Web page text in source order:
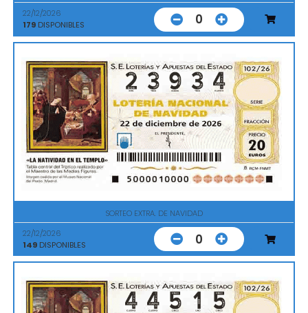
22/12/2026
179 DISPONIBLES 0
SORTEO EXTRA. DE NAVIDAD
22/12/2026
149 DISPONIBLES 0